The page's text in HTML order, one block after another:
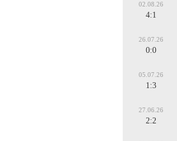
02.08.26
4:1
26.07.26
0:0
05.07.26
1:3
27.06.26
2:2